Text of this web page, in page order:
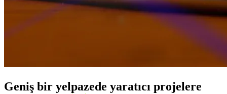
Geniş bir yelpazede yaratıcı projelere